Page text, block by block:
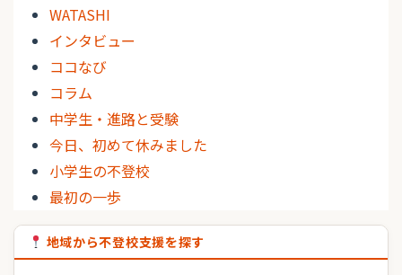
WATASHI
インタビュー
ココなび
コラム
中学生・進路と受験
今日、初めて休みました
小学生の不登校
最初の一歩
地域から不登校支援を探す